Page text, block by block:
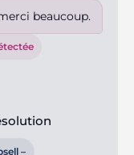
beaucoup.
–